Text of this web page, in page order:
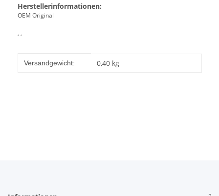
Herstellerinformationen:
OEM Original
, ,
Produkteigenschaft
Wert
Versandgewicht: 0,40 kg